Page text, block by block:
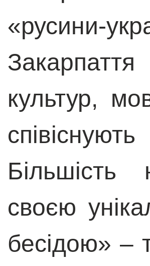
«русини-
культур,
Більшість
своєю
бесідою» –